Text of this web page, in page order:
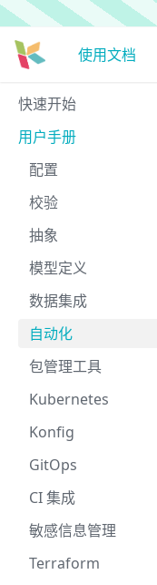
使用文档
快速开始
用户手册
配置
校验
抽象
模型定义
数据集成
自动化
包管理工具
Kubernetes
Konfig
GitOps
CI 集成
敏感信息管理
Terraform